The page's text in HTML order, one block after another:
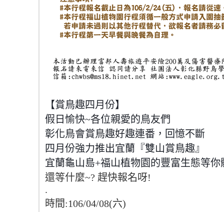
【賞鳥趣四月份】
假日愉快~各位親愛的鳥友們
彰化鳥會賞鳥趣好趣連番，回憶不斷
四月份強力推出宜蘭『雙山賞鳥趣』
宜蘭龜山島+福山植物園的豐富生態等你
還等什麼~? 趕快報名呀!
.
時間:106/04/08(六)